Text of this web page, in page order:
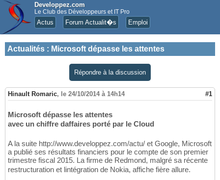
Developpez.com
Le Club des Développeurs et IT Pro
Actus Forum Actualit�s Emploi
Actualités : Microsoft dépasse les attentes
Répondre à la discussion
Hinault Romaric, le 24/10/2014 à 14h14 #1
Microsoft dépasse les attentes
avec un chiffre daffaires porté par le Cloud
A la suite http://www.developpez.com/actu/ et Google, Microsoft
a publié ses résultats financiers pour le compte de son premier
trimestre fiscal 2015. La firme de Redmond, malgré sa récente
restructuration et lintégration de Nokia, affiche fière allure.